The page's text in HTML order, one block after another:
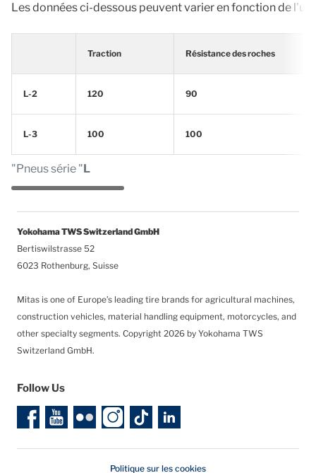
Les données ci-dessous peuvent varier en fonction de
"Pneus série "L
Traction Résistance des roches
L-2 120 90
L-3 100 100
Yokohama TWS Switzerland GmbH
Bertiswilstrasse 52
6023 Rothenburg, Suisse
Mitas is one of Europe’s leading tire brands for agricultural machines,
construction vehicles, material handling equipment, motorcycles, and
other specialty segments. Copyright 2026 by Yokohama TWS
Switzerland GmbH.
Follow Us
Politique sur les cookies